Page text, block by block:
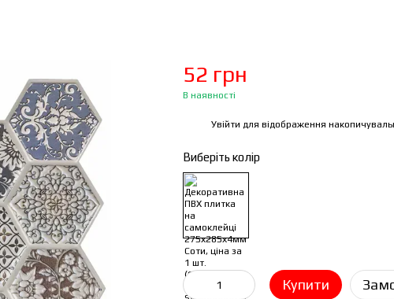
52 грн
В наявності
Увійти для відображення
Виберіть колір
Купити